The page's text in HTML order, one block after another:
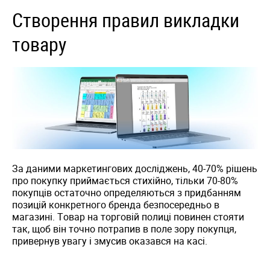
Створення правил викладки
товару
За даними маркетингових досліджень, 40-70% рішень
про покупку приймається стихійно, тільки 70-80%
покупців остаточно определяються з придбанням
позицій конкретного бренда безпосередньо в
магазині. Товар на торговій полиці повинен стояти
так, щоб він точно потрапив в поле зору покупця,
привернув увагу і змусив оказався на касі.